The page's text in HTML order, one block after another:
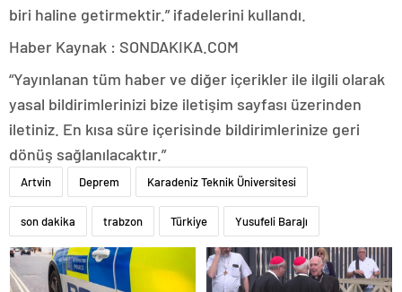
biri haline getirmektir.” ifadelerini kullandı.
Haber Kaynak : SONDAKIKA.COM
“Yayınlanan tüm haber ve diğer içerikler ile ilgili olarak
yasal bildirimlerinizi bize iletişim sayfası üzerinden
iletiniz. En kısa süre içerisinde bildirimlerinize geri
dönüş sağlanılacaktır.”
Artvin Deprem Karadeniz Teknik Üniversitesi
son dakika trabzon Türkiye Yusufeli Barajı